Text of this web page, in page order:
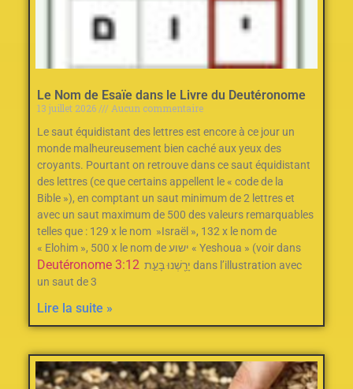
Le Nom de Esaïe dans le Livre du Deutéronome
13 juillet 2026
Aucun commentaire
Le saut équidistant des lettres est encore à ce jour un
monde malheureusement bien caché aux yeux des
croyants. Pourtant on retrouve dans ce saut équidistant
des lettres (ce que certains appellent le « code de la
Bible »), en comptant un saut minimum de 2‭ ‬lettres et
avec un saut maximum de 500‭ des valeurs remarquables
telles que : ‬129‭ ‬x le nom‭ ‬ »Israël »‭, ‬132‭ ‬x le nom de
« Elohim »‭, ‬500‭ ‬x le nom de ישוע « Yeshoua » (voir dans
Deutéronome 3:12
un saut de 3
Lire la suite »